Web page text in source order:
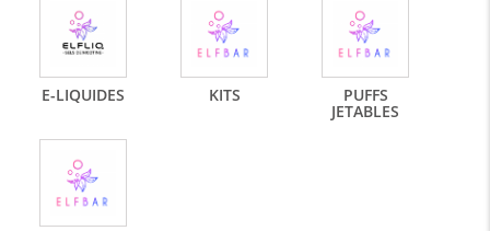
E-LIQUIDES KITS PUFFS
JETABLES